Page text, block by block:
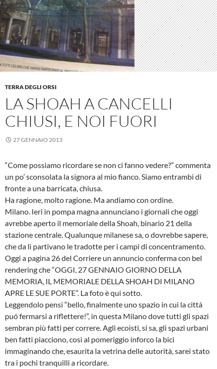
TERRA DEGLI ORSI
LA SHOAH A CANCELLI
CHIUSI, E NOI FUORI
27 GENNAIO 2013
“Come possiamo ricordare se non ci fanno vedere?” commenta
un po’ sconsolata la signora al mio fianco. Siamo entrambi di
fronte a una barricata, chiusa.
Ha ragione, molto ragione. Ma andiamo con ordine.
Milano. Ieri in pompa magna annunciano i giornali che oggi
avrebbe aperto il memoriale della Shoah, binario 21 della
stazione centrale. Qualunque milanese sa, o dovrebbe sapere,
che da lì partivano le tradotte per i campi di concentramento.
Oggi a pagina 26 del Corriere un annuncio conferma con bel
rendering che “OGGI, 27 GENNAIO GIORNO DELLA
MEMORIA, IL MEMORIALE DELLA SHOAH DI MILANO
APRE LE SUE PORTE”. La foto è qui sotto.
Leggendolo pensi “bello, finalmente uno spazio in cui la cittá
puó fermarsi a riflettere!”, in questa Milano dove tutti gli spazi
sembran più fatti per correre. Agli ecoisti, si sa, gli spazi urbani
ben fatti piacciono, così al pomeriggio inforco la bici
immaginando che, esaurita la vetrina delle autorità, sarei stato
tra i pochi tranquilli a ricordare.